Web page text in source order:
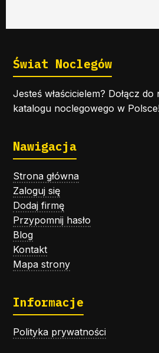
Świat Noclegów
Jesteś właścicielem? Dołącz do
katalogu noclegowego w
Nawigacja
Strona główna
Zaloguj się
Dodaj firmę
Przypomnij hasło
Blog
Kontakt
Mapa strony
Informacje
Polityka prywatności